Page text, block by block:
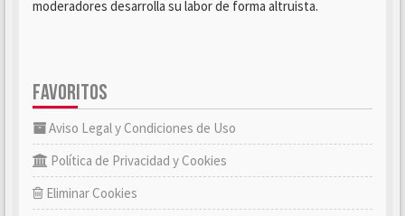
moderadores desarrolla su labor de forma altruista.
FAVORITOS
Aviso Legal y Condiciones de Uso
Política de Privacidad y Cookies
Eliminar Cookies